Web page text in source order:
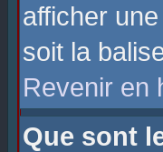
afficher
soit la
Revenir en
Que sont